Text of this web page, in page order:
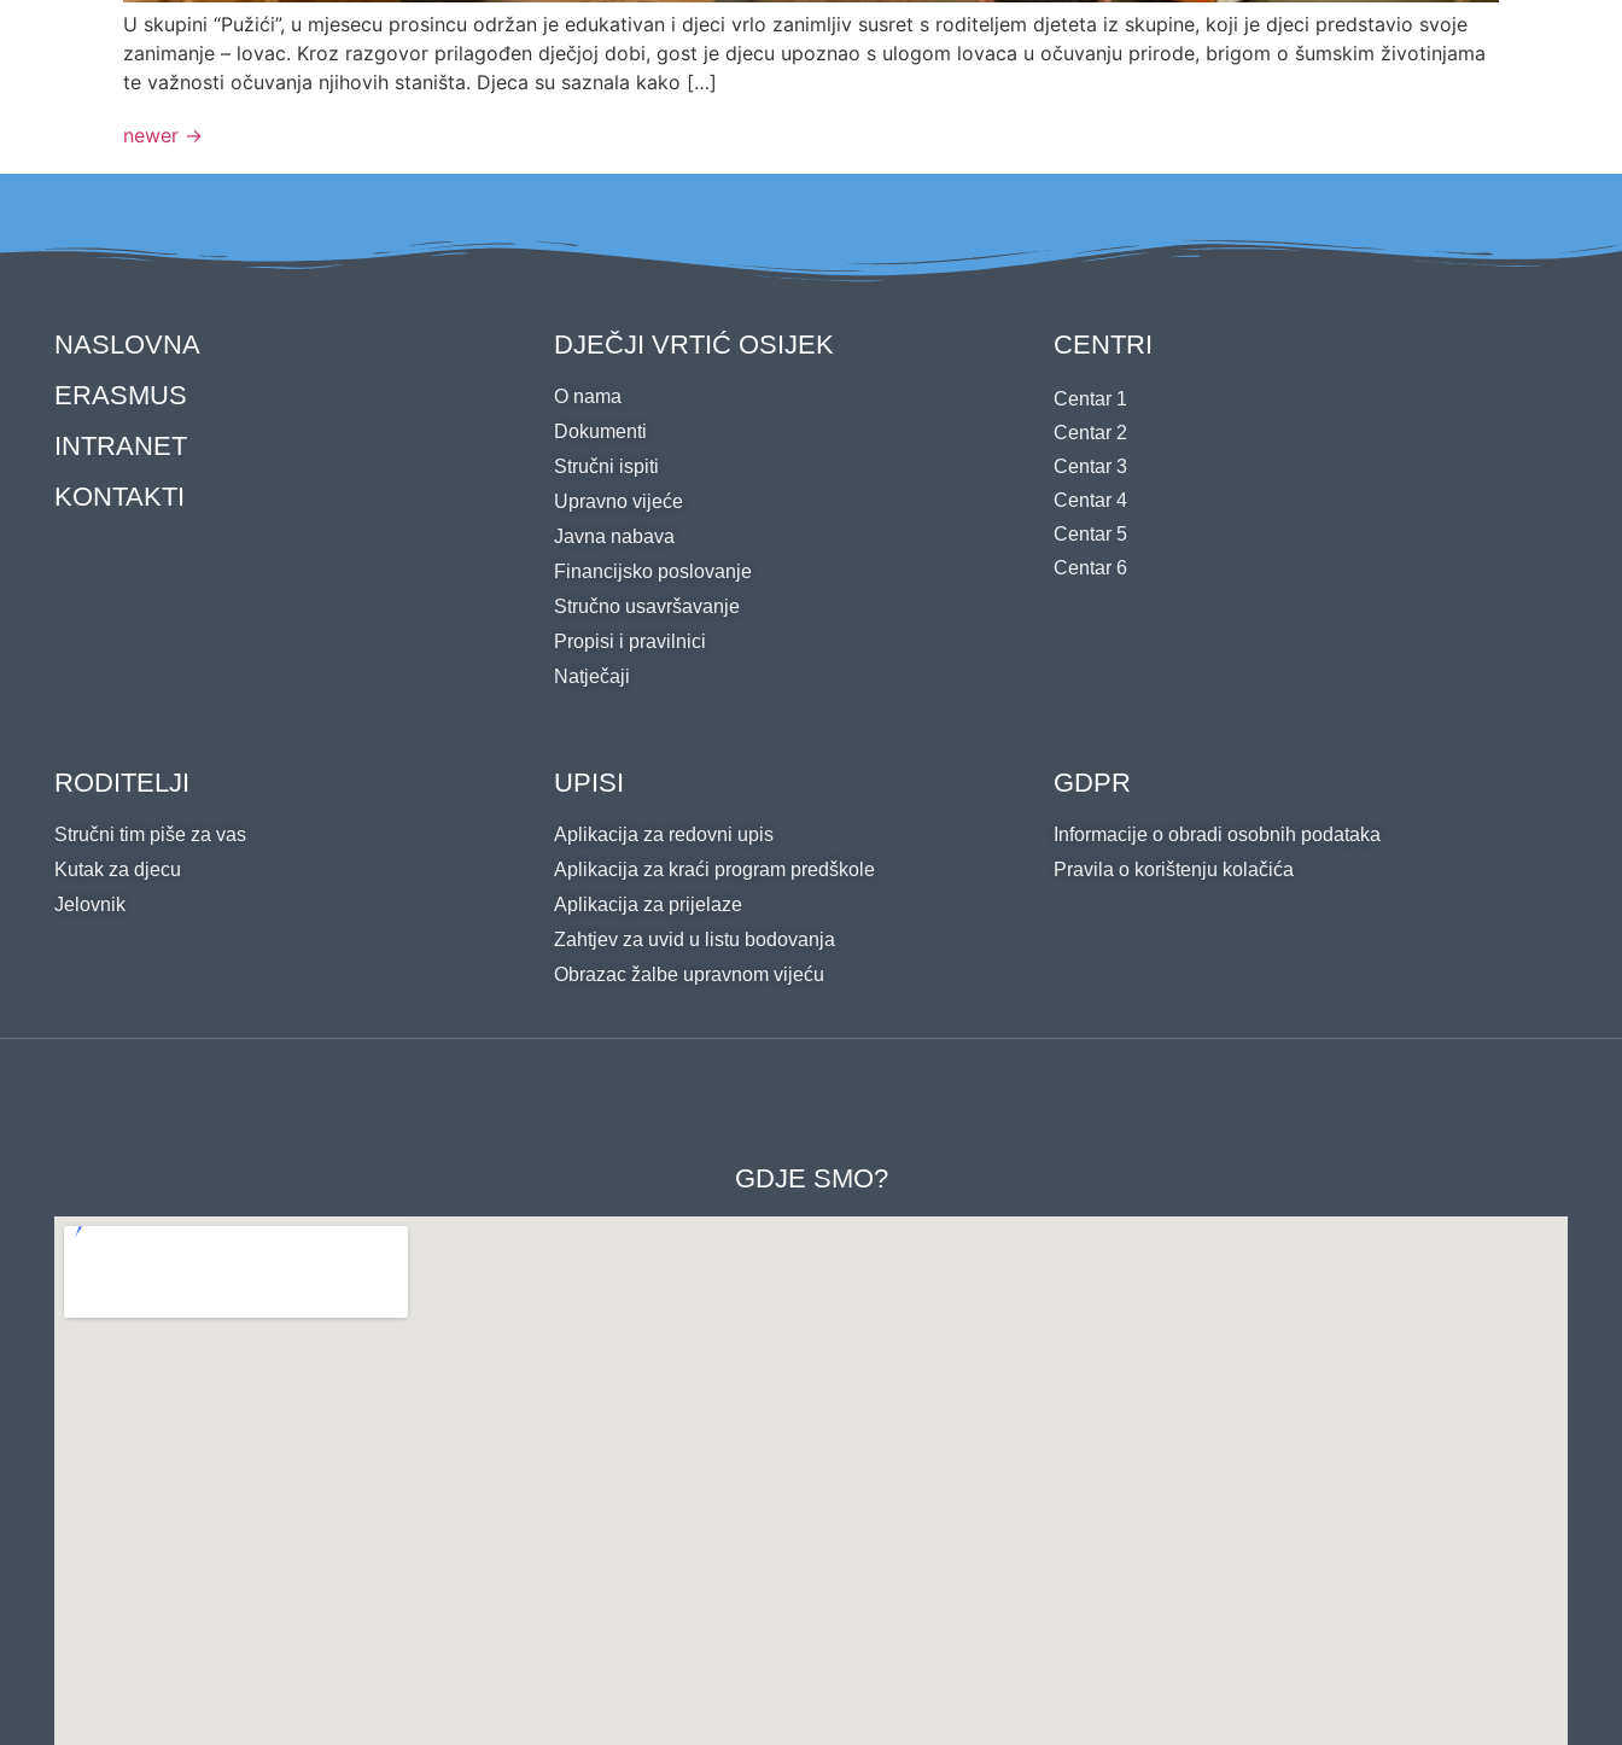
U skupini “Pužići”, u mjesecu prosincu održan je edukativan i djeci vrlo zanimljiv susret s roditeljem djeteta iz skupine, koji je djeci predstavio svoje
zanimanje – lovac. Kroz razgovor prilagođen dječjoj dobi, gost je djecu upoznao s ulogom lovaca u očuvanju prirode, brigom o šumskim životinjama
te važnosti očuvanja njihovih staništa. Djeca su saznala kako […]
newer →
NASLOVNA
ERASMUS
INTRANET
KONTAKTI
DJEČJI VRTIĆ OSIJEK
O nama
Dokumenti
Stručni ispiti
Upravno vijeće
Javna nabava
Financijsko poslovanje
Stručno usavršavanje
Propisi i pravilnici
Natječaji
CENTRI
Centar 1
Centar 2
Centar 3
Centar 4
Centar 5
Centar 6
RODITELJI
Stručni tim piše za vas
Kutak za djecu
Jelovnik
UPISI
Aplikacija za redovni upis
Aplikacija za kraći program predškole
Aplikacija za prijelaze
Zahtjev za uvid u listu bodovanja
Obrazac žalbe upravnom vijeću
GDPR
Informacije o obradi osobnih podataka
Pravila o korištenju kolačića
GDJE SMO?